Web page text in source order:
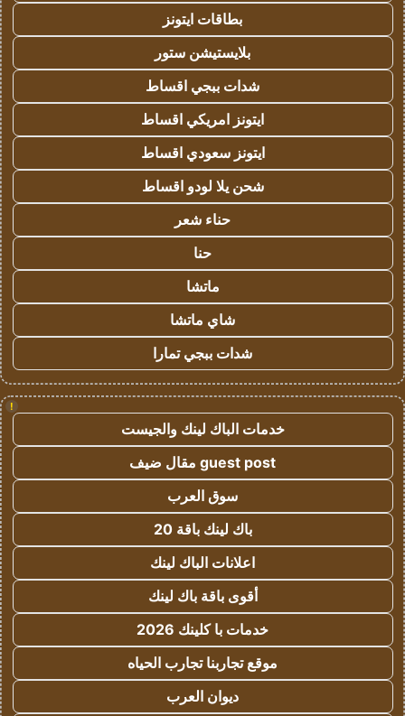
بطاقات ايتونز
بلايستيشن ستور
شدات ببجي اقساط
ايتونز امريكي اقساط
ايتونز سعودي اقساط
شحن يلا لودو اقساط
حناء شعر
حنا
ماتشا
شاي ماتشا
شدات ببجي تمارا
!
خدمات الباك لينك والجيست
guest post مقال ضيف
سوق العرب
باك لينك باقة 20
اعلانات الباك لينك
أقوى باقة باك لينك
خدمات با كلينك 2026
موقع تجاربنا تجارب الحياه
ديوان العرب